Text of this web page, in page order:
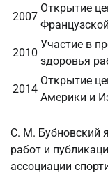
2007
Открытие
2010
Участие в
здоровья
2014
Открытие
Америки и
С. М. Бубновский
работ и
ассоциации